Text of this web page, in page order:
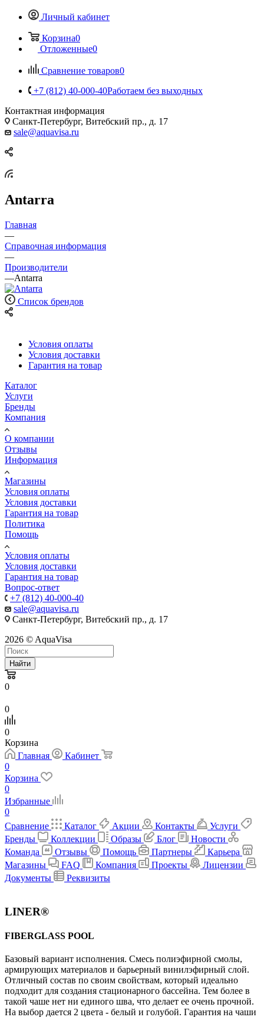
Личный кабинет
Корзина0
Отложенные0
Сравнение товаров0
+7 (812) 40-000-40Работаем без выходных
Контактная информация
Санкт-Петербург, Витебский пр., д. 17
sale@aquavisa.ru
Antarra
Главная
—
Справочная информация
—
Производители
—Antarra
Список брендов
Условия оплаты
Условия доставки
Гарантия на товар
Каталог
Услуги
Бренды
Компания
О компании
Отзывы
Информация
Магазины
Условия оплаты
Условия доставки
Гарантия на товар
Политика
Помощь
Условия оплаты
Условия доставки
Гарантия на товар
Вопрос-ответ
+7 (812) 40-000-40
sale@aquavisa.ru
Санкт-Петербург, Витебский пр., д. 17
2026 © AquaVisa
Найти
0
0
0
Корзина
Главная
Кабинет
0
Корзина
0
Избранные
0
Сравнение
Каталог Акции Контакты
Услуги
Бренды
Коллекции Образы Блог
Новости
Команда
Отзывы Помощь Партнеры
Карьера
Магазины
FAQ Компания Проекты
Лицензии
Документы
Реквизиты
LINER®
FIBERGLASS POOL
Базовый вариант исполнения. Cмесь полиэфирной смолы,
армирующих материалов и барьерный винилэфирный слой.
Отличный состав по своим свойствам, который идеально
подходит для создания стационарного бассейна. Тем более в
такой чаше нет ни единого шва, что делает ее очень прочной.
На выбор дается 2 цвета - белый и голубой. Гарантия на чаши